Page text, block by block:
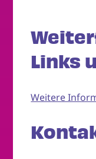
Links
Weitere